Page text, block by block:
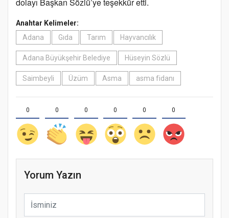
dolayı Başkan Sözlü’ye teşekkür etti.
Anahtar Kelimeler:
Adana
Gıda Tarım Hayvancılık
Adana Büyükşehir Belediye Hüseyin Sözlü
Saimbeyli Üzüm Asma asma fidanı
0 0 0 0 0 0
Yorum Yazın